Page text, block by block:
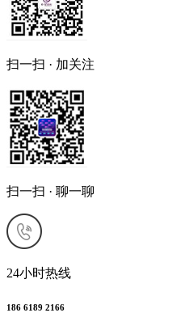
扫一扫 · 加关注
扫一扫 · 聊一聊
24小时热线
186 6189 2166